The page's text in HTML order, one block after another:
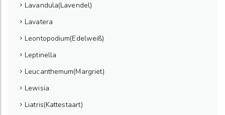
Lavandula(Lavendel)
Lavatera
Leontopodium(Edelweiß)
Leptinella
Leucanthemum(Margriet)
Lewisia
Liatris(Kattestaart)